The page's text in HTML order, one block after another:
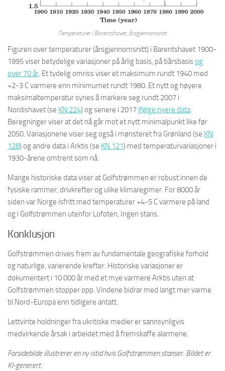
Temperaturer i Barentshavet, årsgjennomsnitt
Figuren over temperaturer (årsgjennomsnitt) i Barentshavet 1900-
1995 viser betydelige variasjoner på årlig basis, på tiårsbasisog
over 70 år. Et tydelig omriss viser et maksimum rundt 1940 med
+2-3 C varmere enn minimumet rundt 1980. Et nytt og høyere
maksimaltemperatur synes å markere seg rundt 2007 i
Nordishavet (se KN 224) og senere i 2017 ifølge nyere data.
Beregninger viser at det nå går mot et nytt minimalpunkt like før
2050. Variasjonene viser seg også i mønsteret fra Grønland (se KN
128) og andre data i Arktis (se KN 121) med temperaturvariasjoner i
1930-årene omtrent som nå.
Mange historiske data viser at Golfstrømmen er robust innen de
fysiske rammer, drivkrefter og ulike klimaregimer. For 8000 år
siden var Norge isfritt med temperaturer +4-5 C varmere på land
og i Golfstrømmen utenfor Lofoten, Ingen stans.
Konklusjon
Golfstrømmen drives frem av fundamentale geografiske forhold
og naturlige, varierende krefter. Historiske variasjoner er
dokumentert i 10 000 år med et mye varmere Arktis uten at
Golfstrømmen stopper opp. Vindene bidrar med langt mer varme
til Nord-Europa enn tidligere antatt.
Lettvinte holdninger fra ukritiske medier er sannsynligvis
medvirkende årsak i arbeidet med å fremskaffe alarmene.
Forsidebilde illustrerer en ny istid hvis Golfstrømmen stanser. Bildet er
KI-generert.